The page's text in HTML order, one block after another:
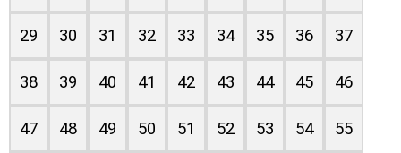
29 30 31 32 33 34 35 36 37
38 39 40 41 42 43 44 45 46
47 48 49 50 51 52 53 54 55